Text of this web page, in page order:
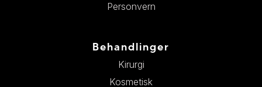
Personvern
Behandlinger
Kirurgi
Kosmetisk